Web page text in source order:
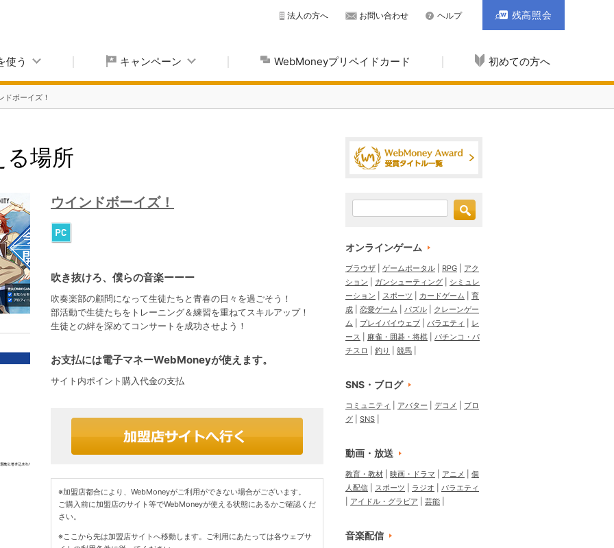
使う キャンペーン WebMoneyプリペイドカード 初めての方へ
法人の方へ お問い合わせ ヘルプ 残高照会
ドボーイズ！
場所
ウインドボーイズ！
吹き抜けろ、僕らの音楽ーーー
吹奏楽部の顧問になって生徒たちと青春の日々を過ごそう！
部活動で生徒たちをトレーニング＆練習を重ねてスキルアップ！
生徒との絆を深めてコンサートを成功させよう！
お支払には電子マネーWebMoneyが使えます。
サイト内ポイント購入代金の支払
※加盟店都合により、WebMoneyがご利用ができない場合がございます。
ご購入前に加盟店のサイト等でWebMoneyが使える状態にあるかご確認くだ
さい。
※ここから先は加盟店サイトへ移動します。ご利用にあたっては各ウェブサ
オンラインゲーム
ブラウザ ゲームポータル RPG
アク
ション
ガンシューティング
シミュレ
ーション
スポーツ カードゲーム
育
成
恋愛ゲーム パズル
クレーンゲー
ム
プレイバイウェブ バラエティ
レ
ース
麻雀・囲碁・将棋
パチンコ・パ
チスロ
釣り 競馬
SNS・ブログ
コミュニティ アバター デコメ
ブロ
グ
SNS
動画・放送
教育・教材 映画・ドラマ アニメ
個
人配信
スポーツ ラジオ
バラエティ
アイドル・グラビア
芸能
音楽配信